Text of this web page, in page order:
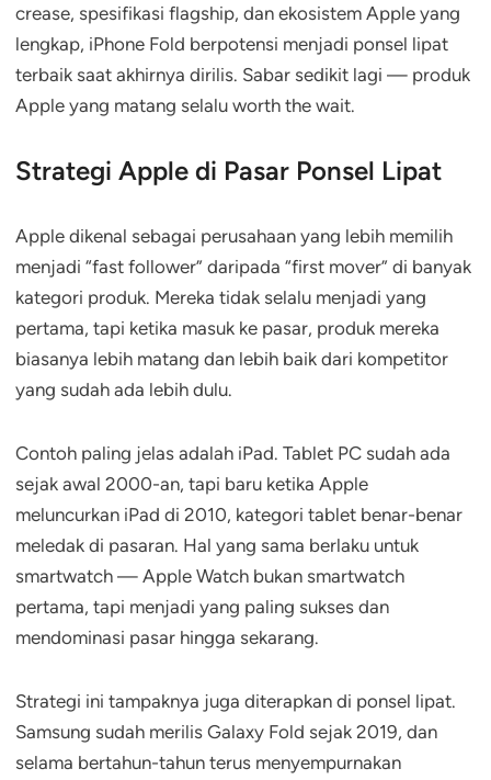
crease, spesifikasi flagship, dan ekosistem Apple yang
lengkap, iPhone Fold berpotensi menjadi ponsel lipat
terbaik saat akhirnya dirilis. Sabar sedikit lagi — produk
Apple yang matang selalu worth the wait.
Strategi Apple di Pasar Ponsel Lipat
Apple dikenal sebagai perusahaan yang lebih memilih
menjadi “fast follower” daripada “first mover” di banyak
kategori produk. Mereka tidak selalu menjadi yang
pertama, tapi ketika masuk ke pasar, produk mereka
biasanya lebih matang dan lebih baik dari kompetitor
yang sudah ada lebih dulu.
Contoh paling jelas adalah iPad. Tablet PC sudah ada
sejak awal 2000-an, tapi baru ketika Apple
meluncurkan iPad di 2010, kategori tablet benar-benar
meledak di pasaran. Hal yang sama berlaku untuk
smartwatch — Apple Watch bukan smartwatch
pertama, tapi menjadi yang paling sukses dan
mendominasi pasar hingga sekarang.
Strategi ini tampaknya juga diterapkan di ponsel lipat.
Samsung sudah merilis Galaxy Fold sejak 2019, dan
selama bertahun-tahun terus menyempurnakan